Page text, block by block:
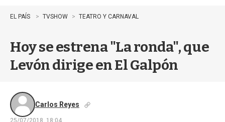
EL PAÍS TVSHOW TEATRO Y CARNAVAL
Hoy se estrena "La ronda", que
Levón dirige en El Galpón
Carlos Reyes
25/07/2018, 18:04